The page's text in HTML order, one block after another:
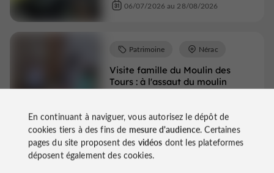
06/07/2026 au 28/08/2026
Visite famille du Moulin des
Tours : à l'assaut du moulin
Patrimoine Nérac
Expositions Nérac
En continuant à naviguer, vous autorisez le dépôt de
cookies tiers à des fins de mesure d'audience. Certaines
pages du site proposent des vidéos dont les plateformes
déposent également des cookies.